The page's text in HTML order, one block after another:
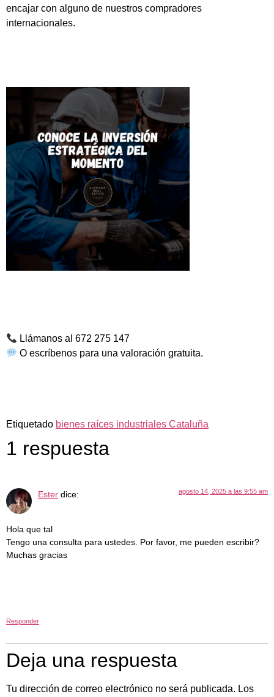
encajar con alguno de nuestros compradores
internacionales.
Llámanos al672 275 147
O escríbenos para una valoración gratuita.
Etiquetado bienes raíces industriales Cataluña
1 respuesta
Ester dice: agosto 14, 2025 a las 9:55 am
Hola que tal
Tengo una consulta para ustedes. Por favor, me pueden escribir?
Muchas gracias
Responder
Deja una respuesta
Tu dirección de correo electrónico no será publicada. Los